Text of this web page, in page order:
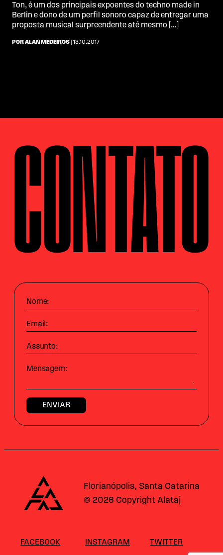
Ton, é um dos principais expoentes do techno made in
Berlin e dono de um perfil sonoro capaz de entregar uma
proposta musical surpreendente até mesmo […]
POR ALAN MEDEIROS | 13.10.2017
CONTATO
Nome:
Email:
Assunto:
Mensagem:
Alataj
Florianópolis, Santa Catarina
© 2026 Copyright Alataj
FACEBOOK INSTAGRAM TWITTER